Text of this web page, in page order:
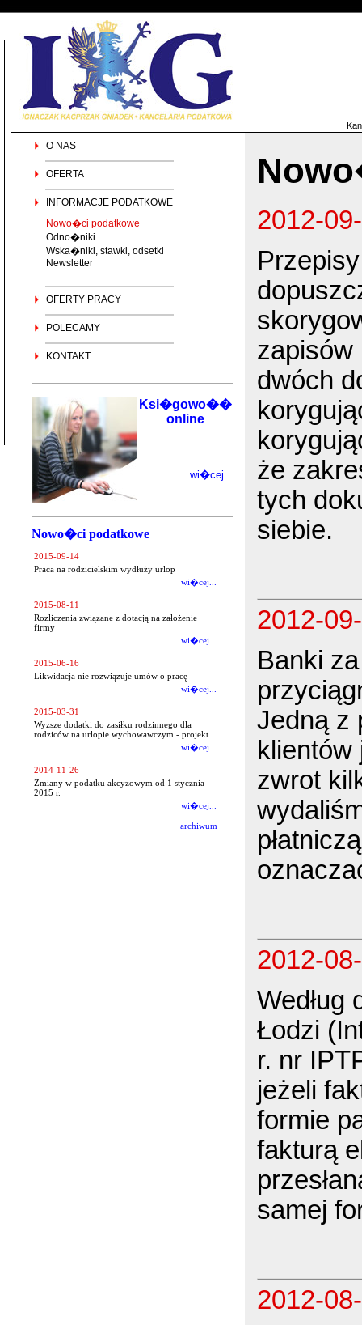
O NAS
OFERTA
INFORMACJE PODATKOWE
Nowo�ci podatkowe
Odno�niki
Wska�niki, stawki, odsetki
Newsletter
OFERTY PRACY
POLECAMY
KONTAKT
Ksi�gowo��
online
wi�cej...
Nowo�ci podatkowe
2015-09-14
Praca na rodzicielskim wydłuży urlop
wi�cej...
2015-08-11
Rozliczenia związane z dotacją na założenie
firmy
wi�cej...
2015-06-16
Likwidacja nie rozwiązuje umów o pracę
wi�cej...
2015-03-31
Wyższe dodatki do zasiłku rodzinnego dla
rodziców na urlopie wychowawczym - projekt
wi�cej...
2014-11-26
Zmiany w podatku akcyzowym od 1 stycznia
2015 r.
wi�cej...
archiwum
2012-
zapisów
dwóch
że
tych
siebie.
2012-
Banki
Jedną z
zwrot
2012-
Według
Łodzi
r. nr
jeżeli
formie
fakturą
samej
2012-